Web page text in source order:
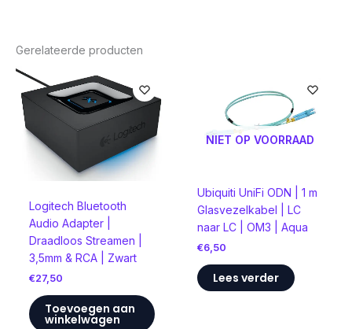
Gerelateerde producten
Logitech Bluetooth
Audio Adapter |
Draadloos Streamen |
3,5mm & RCA | Zwart
€27,50
Toevoegen aan
winkelwagen
NIET OP VOORRAAD
Ubiquiti UniFi ODN | 1 m
Glasvezelkabel | LC
naar LC | OM3 | Aqua
€6,50
Lees verder